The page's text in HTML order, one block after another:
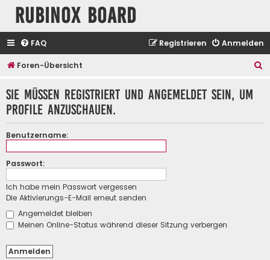
Rubinox Board
FAQ Anmelden
Registrieren
Foren-Übersicht
Sie müssen registriert und angemeldet sein, um
Profile anzuschauen.
Benutzername:
Passwort:
Ich habe mein Passwort vergessen
Die Aktivierungs-E-Mail erneut senden
Angemeldet bleiben
Meinen Online-Status während dieser Sitzung verbergen